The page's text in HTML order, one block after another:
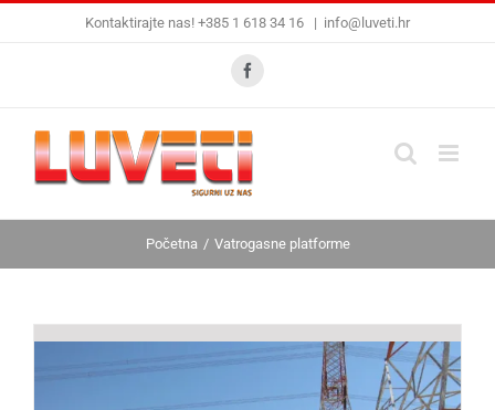
Kontaktirajte nas! +385 1 618 34 16 | info@luveti.hr
Facebook
Početna Vatrogasne platforme